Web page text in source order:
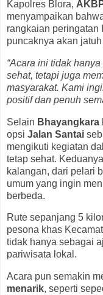
Kapolres Blora,
menyampaikan
rangkaian peringatan
puncaknya akan
“Acara ini tidak
sehat, tetapi juga
masyarakat. Kami
positif dan penuh
Selain Bhayangkara
opsi Jalan Santai
mengikuti kegiatan
tetap sehat.
kalangan, dari pelari
umum yang ingin
berbeda.
Rute sepanjang 5
pesona khas
tidak hanya sebagai
pariwisata lokal.
Acara pun semakin
menarik, seperti